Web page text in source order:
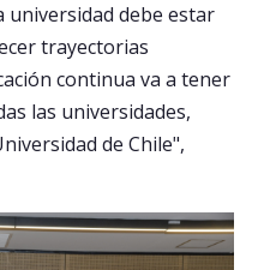
universidad debe estar
trayectorias
continua va a tener
las universidades,
de Chile",